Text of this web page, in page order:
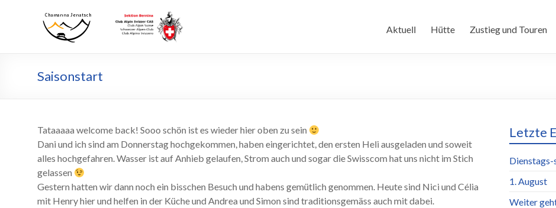
Chamanna
Jenatsch
Chamanna
Jenatsch
Aktuell Hütte Zustieg und Touren
Saisonstart
Tataaaaa welcome back! Sooo schön ist es wieder hier oben zu sein
Dani und ich sind am Donnerstag hochgekommen, haben eingerichtet, den ersten Heli ausgeladen und soweit
alles hochgefahren. Wasser ist auf Anhieb gelaufen, Strom auch und sogar die Swisscom hat uns nicht im Stich
gelassen
Gestern hatten wir dann noch ein bisschen Besuch und habens gemütlich genommen. Heute sind Nici und Célia
mit Henry hier und helfen in der Küche und Andrea und Simon sind traditionsgemäss auch mit dabei.
Letzte
Dienstags-
1. August
Weiter